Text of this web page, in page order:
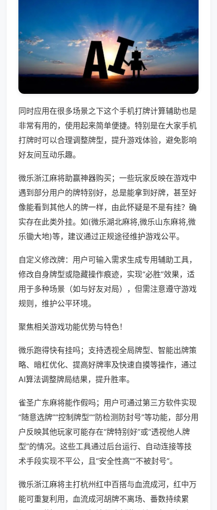
同时应用在很多场景之下这个手机打牌计算辅助也是
非常有用的，使用起来简单便捷。特别是在大家手机
打牌时可以合理调整牌型，提升游戏体验，避免影响
好友间互动乐趣。
微乐浙江麻将助赢神器购买；一些玩家反映在游戏中
遇到部分用户的牌特别好，总是能拿到好牌，甚至好
像能看到其他人的牌一样，由此怀疑是不是有挂？确
实存在此类外挂。如(微乐湖北麻将,微乐山东麻将,微
乐锄大地)等，建议通过正规途径维护游戏公平。
自定义修改牌：用户可输入需求生成专用辅助工具，
修改自身牌型或隐藏操作痕迹，实现“必胜”效果，适
用于多种场景（如与好友对局），但需注意遵守游戏
规则，维护公平环境。
聚焦相关游戏功能优势与特色！
微乐跑得快有挂吗；支持透视全局牌型、智能出牌策
略、暗杠优化、提高好牌率及快速自摸等操作，通过
AI算法调整牌局结果，提升胜率。
雀圣广东麻将能作假吗；用户可通过第三方软件实现
“随意选牌”“控制牌型”“防检测防封号”等功能，部分用
户反映其他玩家可能存在“牌特别好”或“透视他人牌
型”的情况。这些工具通过后台运行、自动连接等技
术手段实现不平公，且“安全性高”“不被封号”。
微乐浙江麻将主打杭州红中百搭与血流成河，红中万
能可重复利用，血流成河胡牌不离场、番数持续累